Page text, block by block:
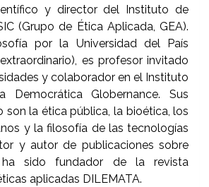
y director del Instituto de
(Grupo de Ética Aplicada, GEA).
por la Universidad del País
es profesor invitado
y colaborador en el Instituto
Democrática Globernance. Sus
son la ética pública, la bioética, los
y la filosofía de las tecnologías
y autor de publicaciones sobre
sido fundador de la revista
aplicadas DILEMATA.